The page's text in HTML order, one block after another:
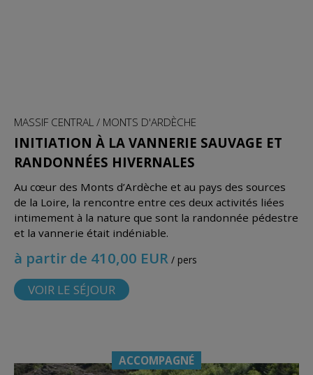
MASSIF CENTRAL / MONTS D'ARDÈCHE
INITIATION À LA VANNERIE SAUVAGE ET
RANDONNÉES HIVERNALES
Au cœur des Monts d’Ardèche et au pays des sources
de la Loire, la rencontre entre ces deux activités liées
intimement à la nature que sont la randonnée pédestre
et la vannerie était indéniable.
à partir de 410,00 EUR / pers
VOIR LE SÉJOUR
ACCOMPAGNÉ